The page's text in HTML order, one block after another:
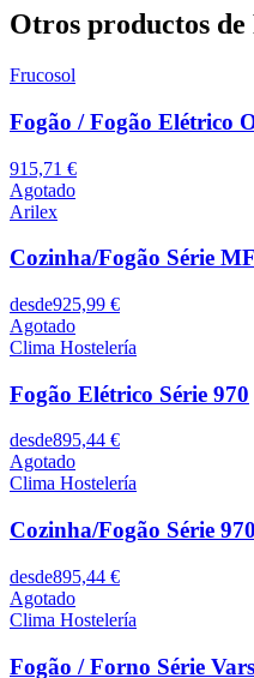
Otros productos de
Frucosol
Fogão / Fogão Elétrico
915,71 €
Agotado
Arilex
Cozinha/Fogão Série
desde925,99 €
Agotado
Clima Hostelería
Fogão Elétrico Série 970
desde895,44 €
Agotado
Clima Hostelería
Cozinha/Fogão Série
desde895,44 €
Agotado
Clima Hostelería
Fogão / Forno Série